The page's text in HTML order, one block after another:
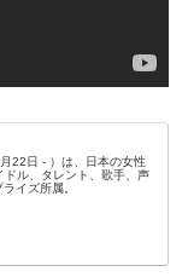
22日 - ）は、日本の女性
ドル、タレント、歌手、声
イズ所属。